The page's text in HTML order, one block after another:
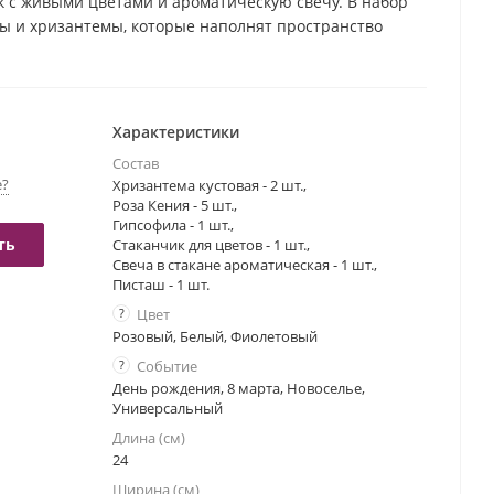
и хризантемы, которые наполнят пространство
Стаканчик с ароматической свечой, создаст
Характеристики
Состав
Хризантема кустовая - 2 шт.,
Роза Кения - 5 шт.,
Гипсофила - 1 шт.,
Стаканчик для цветов - 1 шт.,
Свеча в стакане ароматическая - 1 шт.,
Писташ - 1 шт.
?
Цвет
Розовый, Белый, Фиолетовый
?
Событие
День рождения, 8 марта, Новоселье,
Универсальный
Длина (см)
24
Ширина (см)